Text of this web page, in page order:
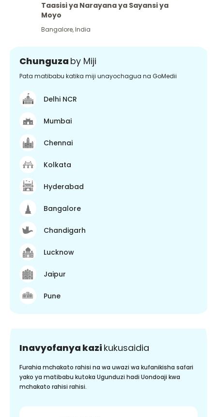
Taasisi ya Narayana ya Sayansi ya
Moyo
Bangalore,India
Chunguza by Miji
Pata matibabu katika miji unayochagua na GoMedii
Delhi NCR
Mumbai
Chennai
Kolkata
Hyderabad
Bangalore
Chandigarh
Lucknow
Jaipur
Pune
Inavyofanya kazi kukusaidia
Furahia mchakato rahisi na wa uwazi wa kufanikisha safari
yako ya matibabu kutoka Ugunduzi hadi Uondoaji kwa
mchakato rahisi rahisi.